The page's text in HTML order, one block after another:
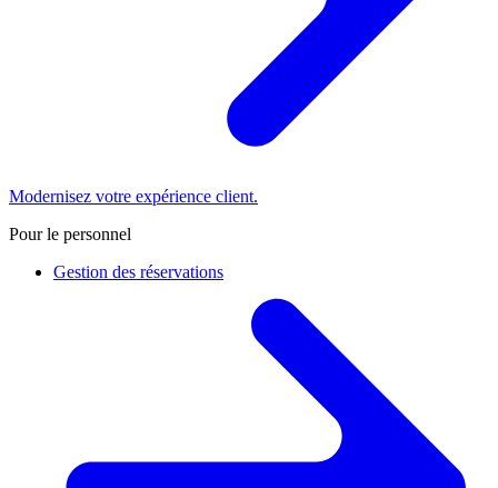
Modernisez votre expérience client.
Pour le personnel
Gestion des réservations